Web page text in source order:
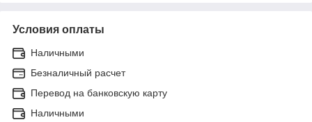
Условия оплаты
Наличными
Безналичный расчет
Перевод на банковскую карту
Наличными